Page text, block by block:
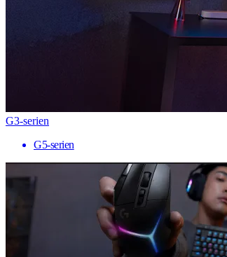
G3-serien
G5-serien